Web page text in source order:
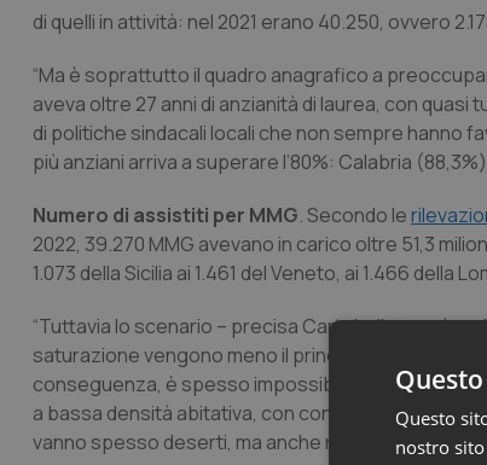
di quelli in attività: nel 2021 erano 40.250, ovvero
“Ma è soprattutto il quadro anagrafico a
aveva oltre 27 anni di anzianità di laurea, con
di politiche sindacali locali che non sempre hanno
più anziani arriva a superare l’80%: Calabria
Numero di assistiti per MMG. Secondo le
2022, 39.270 MMG avevano in carico oltre 51,3
1.073 della Sicilia ai 1.461 del Veneto, ai 1.466 della
“Tuttavia lo scenario – precisa Cartabellotta – è
saturazione vengono meno il principio della libera
conseguenza, è spesso impossibile trovare
a bassa densità abitativa, con condizioni
vanno spesso deserti, ma anche nelle grandi città”.
Questo
nostro